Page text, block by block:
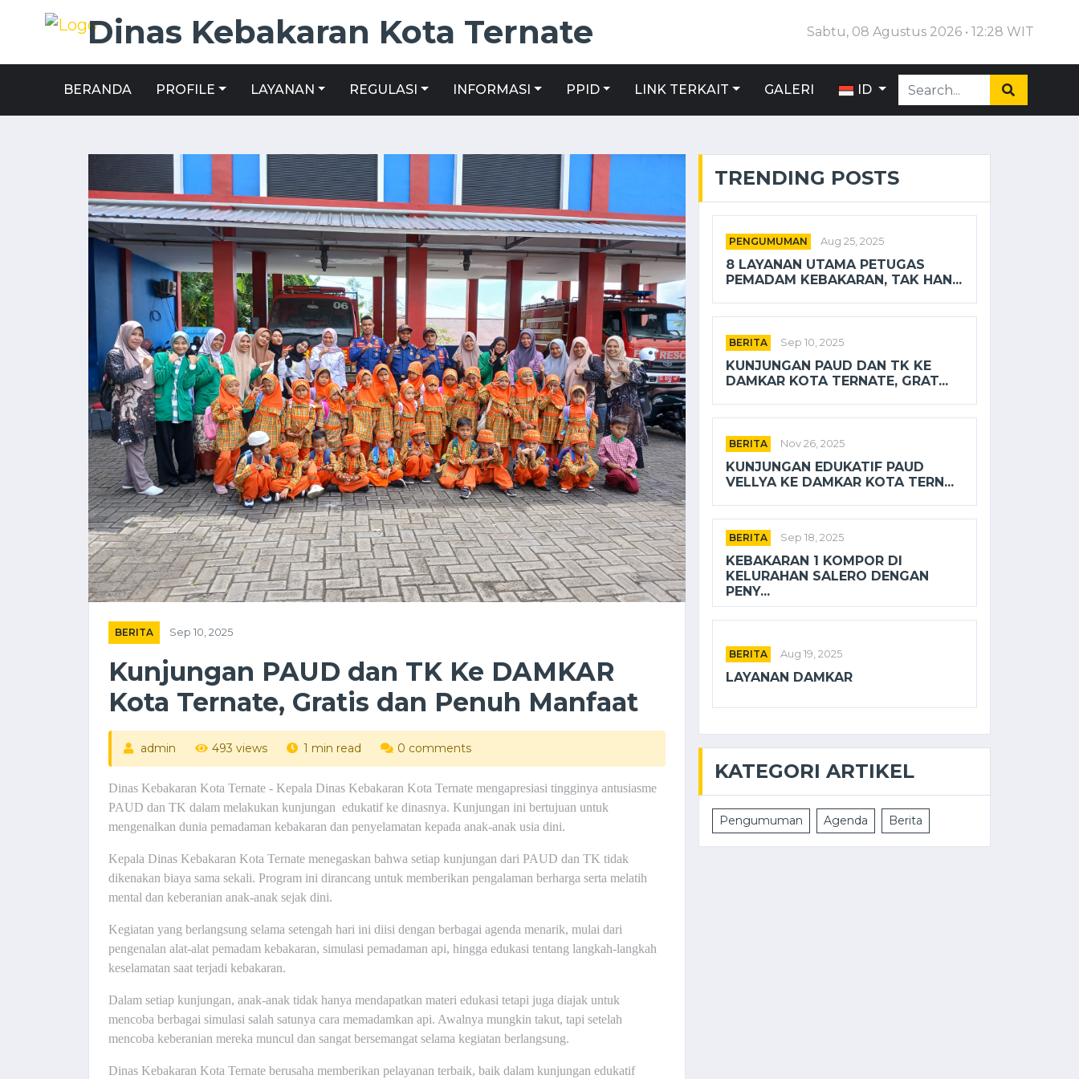
Dinas Kebakaran Kota Ternate Sabtu, 08 Agustus 2026 • 12:28 WIT
BERANDA PROFILE LAYANAN REGULASI INFORMASI PPID LINK TERKAIT GALERI ID
BERITA Sep 10, 2025
Kunjungan PAUD dan TK Ke DAMKAR
Kota Ternate, Gratis dan Penuh Manfaat
admin 493 views 1 min read 0 comments
Dinas Kebakaran Kota Ternate - Kepala Dinas Kebakaran Kota Ternate mengapresiasi tingginya antusiasme
PAUD dan TK dalam melakukan kunjungan edukatif ke dinasnya. Kunjungan ini bertujuan untuk
mengenalkan dunia pemadaman kebakaran dan penyelamatan kepada anak-anak usia dini.
Kepala Dinas Kebakaran Kota Ternate menegaskan bahwa setiap kunjungan dari PAUD dan TK tidak
dikenakan biaya sama sekali. Program ini dirancang untuk memberikan pengalaman berharga serta melatih
mental dan keberanian anak-anak sejak dini.
Kegiatan yang berlangsung selama setengah hari ini diisi dengan berbagai agenda menarik, mulai dari
pengenalan alat-alat pemadam kebakaran, simulasi pemadaman api, hingga edukasi tentang langkah-langkah
keselamatan saat terjadi kebakaran.
Dalam setiap kunjungan, anak-anak tidak hanya mendapatkan materi edukasi tetapi juga diajak untuk
mencoba berbagai simulasi salah satunya cara memadamkan api. Awalnya mungkin takut, tapi setelah
mencoba keberanian mereka muncul dan sangat bersemangat selama kegiatan berlangsung.
Dinas Kebakaran Kota Ternate berusaha memberikan pelayanan terbaik, baik dalam kunjungan edukatif
TRENDING POSTS
PENGUMUMAN Aug 25, 2025
8 LAYANAN UTAMA PETUGAS
PEMADAM KEBAKARAN, TAK HAN...
BERITA Sep 10, 2025
KUNJUNGAN PAUD DAN TK KE
DAMKAR KOTA TERNATE, GRAT...
BERITA Nov 26, 2025
KUNJUNGAN EDUKATIF PAUD
VELLYA KE DAMKAR KOTA TERN...
BERITA Sep 18, 2025
KEBAKARAN 1 KOMPOR DI
KELURAHAN SALERO DENGAN
PENY...
BERITA Aug 19, 2025
LAYANAN DAMKAR
KATEGORI ARTIKEL
Pengumuman Agenda Berita